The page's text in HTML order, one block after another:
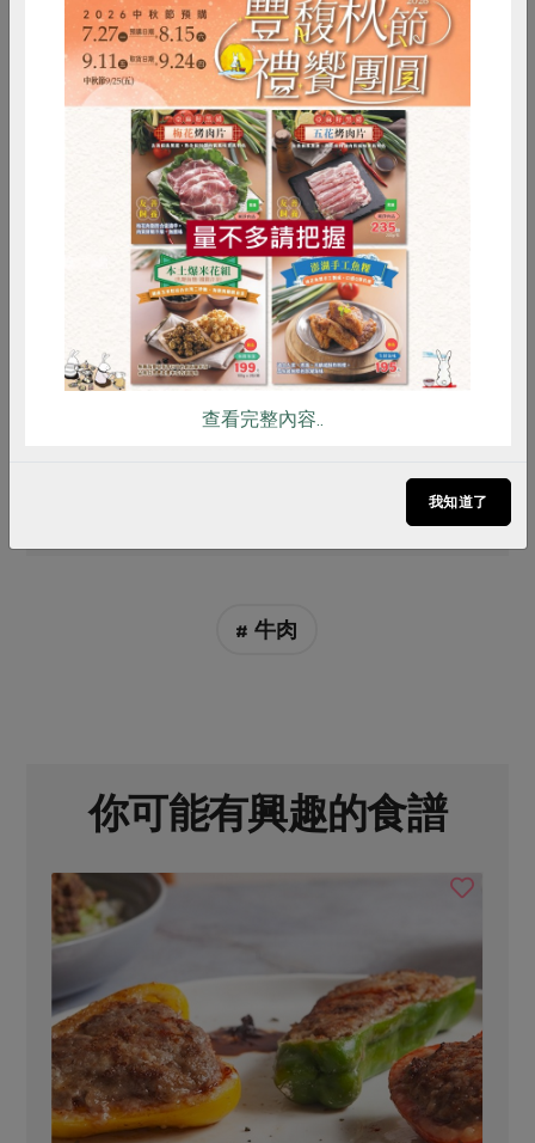
從利己到利他：合作社的社會價值
# 牛肉
你可能有興趣的食譜
RPET 食譜 減硝酸鹽
雞蛋 食安 共同購買
查看完整內容..
我知道了